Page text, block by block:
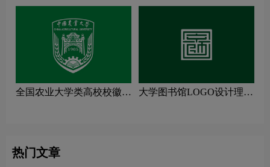
全国农业大学类高校校徽设
大学图书馆LOGO设计理念
热门文章